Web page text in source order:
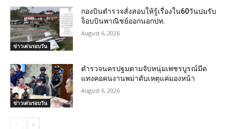
ข่าวเด่นรอบวัน
กองบินตำรวจสั่งสอบให้รู้เรื่องใน60วันปมรับ
จ็อบบินพาณิชย์ออกนอกปท.
August 6, 2026
ข่าวเด่นรอบวัน
ตำรวจนครปฐมตามจับหนุ่มเพชรบูรณ์มีด
แทงคอคนงานพม่าดับเหตุแค่มองหน้า
August 6, 2026